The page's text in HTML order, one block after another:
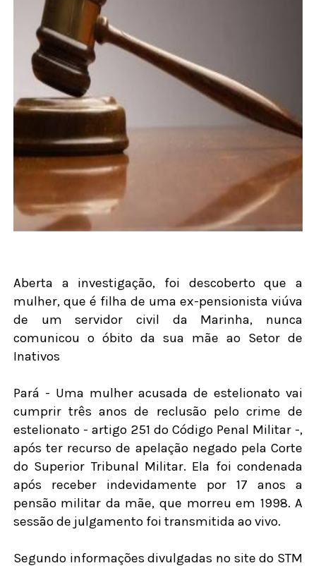
Aberta a investigação, foi descoberto que a
mulher, que é filha de uma ex-pensionista viúva
de um servidor civil da Marinha, nunca
comunicou o óbito da sua mãe ao Setor de
Inativos
Pará - Uma mulher acusada de estelionato vai
cumprir três anos de reclusão pelo crime de
estelionato - artigo 251 do Código Penal Militar -,
após ter recurso de apelação negado pela Corte
do Superior Tribunal Militar. Ela foi condenada
após receber indevidamente por 17 anos a
pensão militar da mãe, que morreu em 1998. A
sessão de julgamento foi transmitida ao vivo.
Segundo informações divulgadas no site do STM